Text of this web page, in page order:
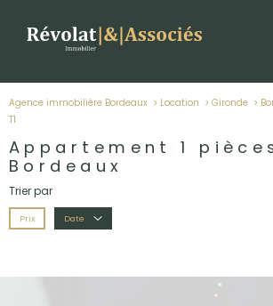
Agence immobilière Bordeaux Location Gironde
t1
Appartement 1
Bordeaux
Trier par
Prix Date